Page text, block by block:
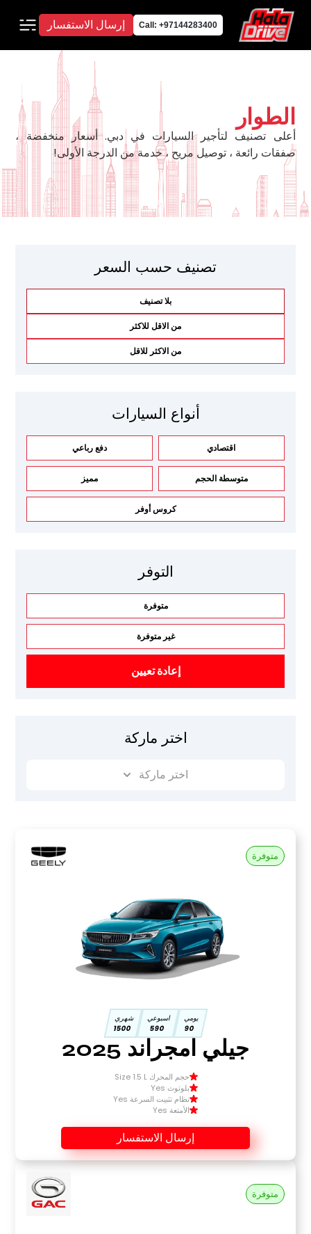
Call: +97144283400 إرسال الاستفسار
الطوار
أعلى تصنيف لتأجير السيارات في دبي. أسعار منخفضة ،
صفقات رائعة ، توصيل مريح ، خدمة من الدرجة الأولى!
تصنيف حسب السعر
بلا تصنيف
من الاقل للاكثر
من الاكثر للاقل
أنواع السيارات
اقتصادي دفع رباعي
متوسطة الحجم مميز
كروس أوفر
التوفر
متوفرة
غير متوفرة
إعادة تعيين
اختر ماركة
اختر ماركة
متوفرة
يومي
90
اسبوعي
590
شهري
1500
جيلي امجراند 2025
حجم المحرك Size 1.5 L
بلوتوث Yes
نظام تثبيت السرعة Yes
الأمتعة Yes
إرسال الاستفسار
متوفرة